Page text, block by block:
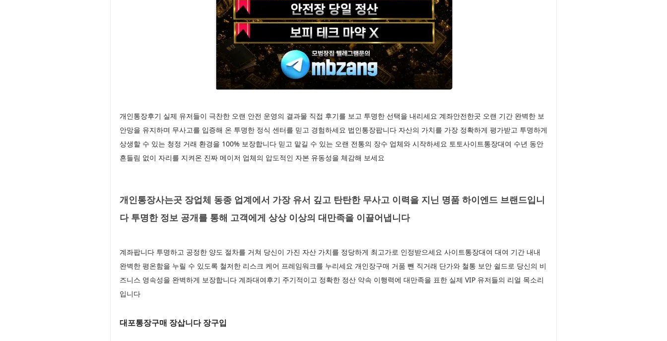
개인통장후기 실제 유저들이 극찬한 오랜 안전 운영의 결과물 직접 후기를 보고 투명한 선택을 내리세요 계좌안전한곳 오랜 기간 완벽한 보
안망을 유지하며 무사고를 입증해 온 투명한 정식 센터를 믿고 경험하세요 법인통장팝니다 자산의 가치를 가장 정확하게 평가받고 투명하게
상생할 수 있는 청정 거래 환경을 100% 보장합니다 믿고 맡길 수 있는 오랜 전통의 장수 업체와 시작하세요 토토사이트통장대여 수년 동안
흔들림 없이 자리를 지켜온 진짜 메이저 업체의 압도적인 자본 유동성을 체감해 보세요
개인통장사는곳 장업체 동종 업계에서 가장 유서 깊고 탄탄한 무사고 이력을 지닌 명품 하이엔드 브랜드입니
다 투명한 정보 공개를 통해 고객에게 상상 이상의 대만족을 이끌어냅니다
계좌팝니다 투명하고 공정한 양도 절차를 거쳐 당신이 가진 자산 가치를 정당하게 최고가로 인정받으세요 사이트통장대여 대여 기간 내내
완벽한 평온함을 누릴 수 있도록 철저한 리스크 케어 프레임워크를 누리세요 개인장구매 거품 뺀 직거래 단가와 철통 보안 쉴드로 당신의 비
즈니스 영속성을 완벽하게 보장합니다 계좌대여후기 주기적이고 정확한 정산 약속 이행력에 대만족을 표한 실제 VIP 유저들의 리얼 목소리
입니다
대포통장구매 장삽니다 장구입